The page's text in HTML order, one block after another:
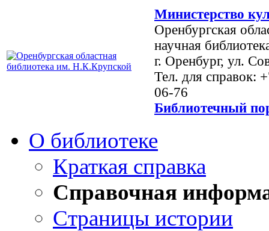
Министерство
Оренбургская
научная
г. Оренбург, ул.
Тел. для справок:
06-76
Библиотечный
О библиотеке
Краткая справка
Справочная
Страницы истории